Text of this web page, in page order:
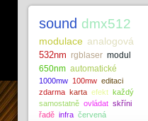
sound dmx512
modulace analogová
532nm rgblaser modul
650nm automatické
1000mw 100mw editaci
zdarma karta efekt každý
samostatně ovládat skříni
řadě infra červená